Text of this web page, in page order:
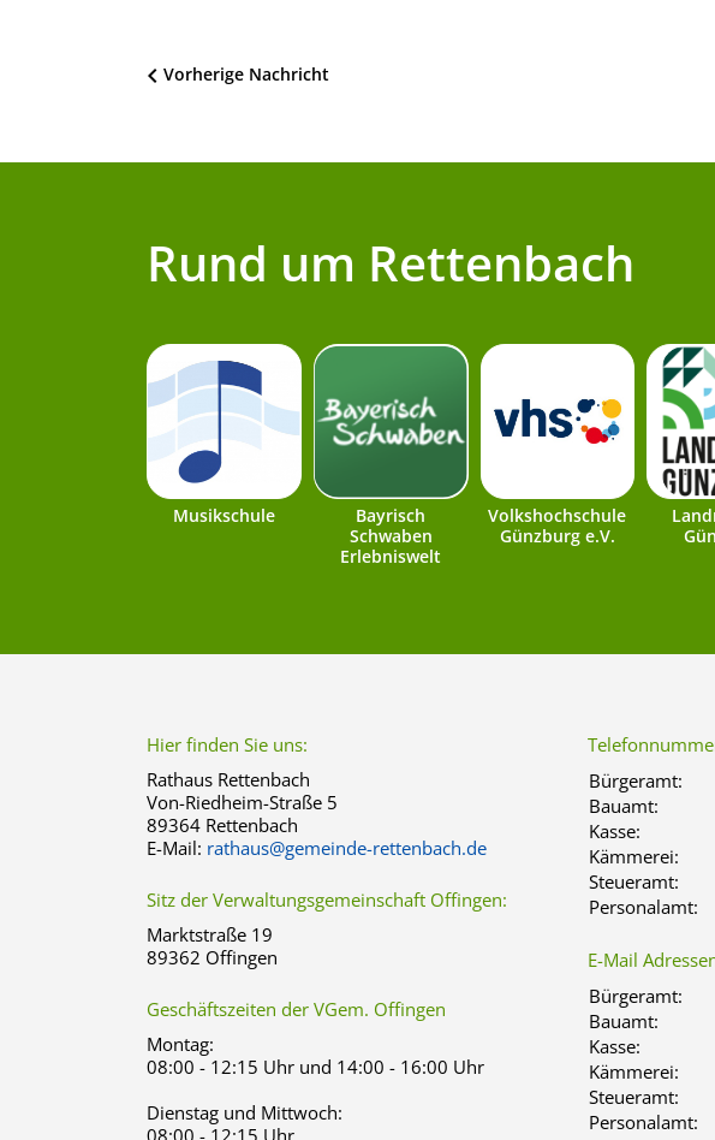
Beitragsnavigation
Vorherige Nachricht
Rund um Rettenbach
Musikschule
Bayrisch
Schwaben
Erlebniswelt
Volkshochschule
Günzburg e.V.
Hier finden Sie uns:
Rathaus Rettenbach
Von-Riedheim-Straße 5
89364 Rettenbach
E-Mail: rathaus@gemeinde-rettenbach.de
Sitz der Verwaltungsgemeinschaft Offingen:
Marktstraße 19
89362 Offingen
Geschäftszeiten der VGem. Offingen
Montag:
08:00 - 12:15 Uhr und 14:00 - 16:00 Uhr
Dienstag und Mittwoch:
08:00 - 12:15 Uhr
Bürgeramt:
Bauamt:
Kasse:
Kämmerei:
Steueramt:
Personalamt:
E-Mail
Bürgeramt:
Bauamt:
Kasse:
Kämmerei:
Steueramt:
Personalamt: